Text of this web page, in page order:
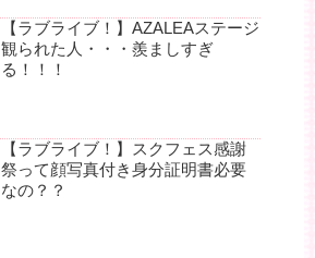
【ラブライブ！】AZALEAステージ
観られた人・・・羨ましすぎ
る！！！
【ラブライブ！】スクフェス感謝
祭って顔写真付き身分証明書必要
なの？？